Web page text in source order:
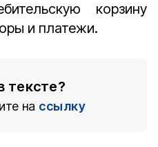
корзину
и платежи.
тексте?
на ссылку